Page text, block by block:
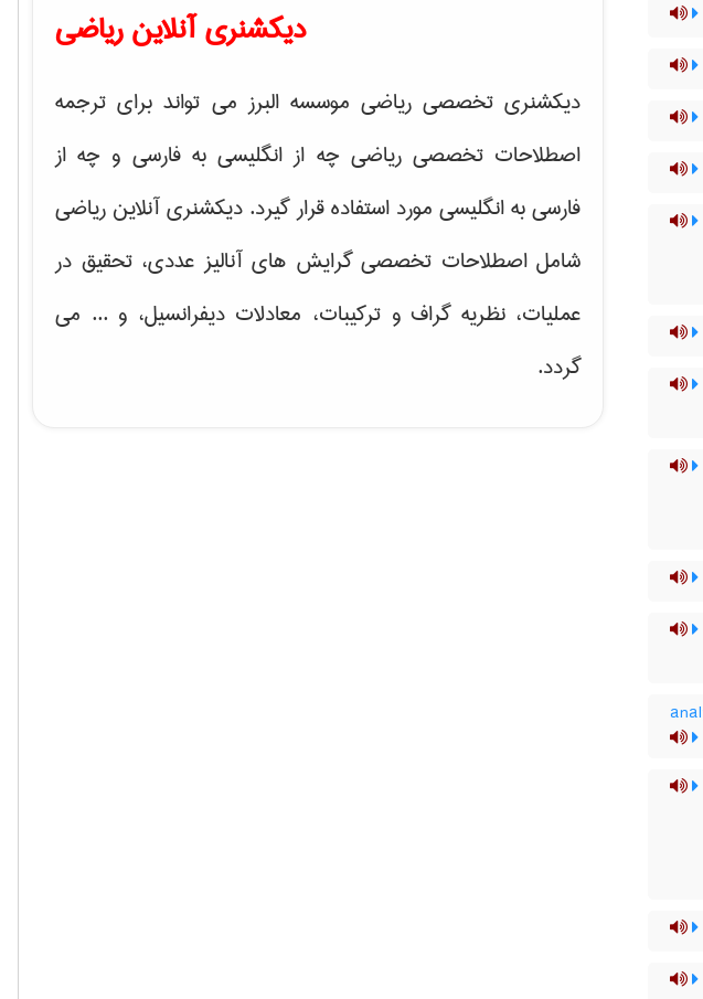
دیکشنری آنلاین ریاضی
دیکشنری تخصصی ریاضی موسسه البرز می تواند برای ترجمه
اصطلاحات تخصصی ریاضی چه از انگلیسی به فارسی و چه از
فارسی به انگلیسی مورد استفاده قرار گیرد. دیکشنری آنلاین ریاضی
شامل اصطلاحات تخصصی گرایش هایآنالیز عددی، تحقیق در
عملیات، نظریه گراف و تركیبات، معادلات دیفرانسیل، و ... می
گردد.